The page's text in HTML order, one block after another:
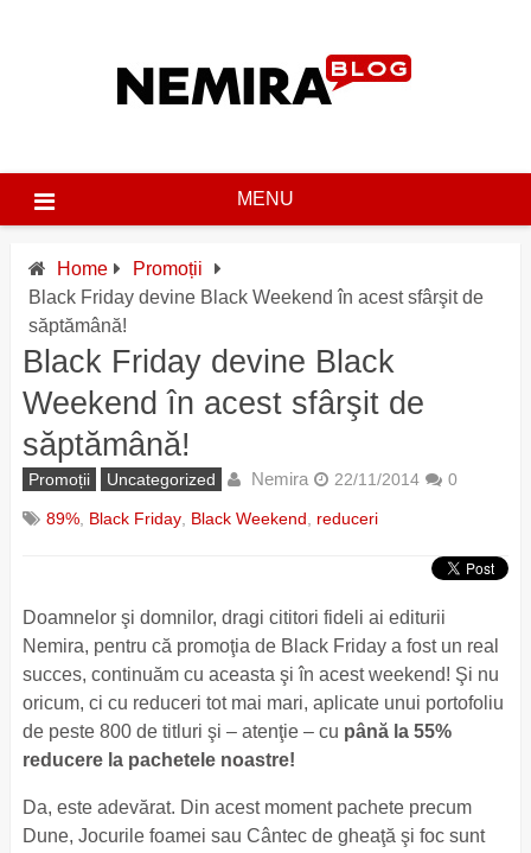
MENU
Home
Promoții
Black Friday devine Black Weekend în acest sfârşit de
săptămână!
Black Friday devine Black
Weekend în acest sfârşit de
săptămână!
Promoții Uncategorized Nemira 22/11/2014 0
89%, Black Friday, Black Weekend reduceri
Doamnelor şi domnilor, dragi cititori fideli ai editurii
Nemira, pentru că promoţia de Black Friday a fost un real
succes, continuăm cu aceasta şi în acest weekend! Şi nu
oricum, ci cu reduceri tot mai mari, aplicate unui portofoliu
de peste 800 de titluri şi – atenţie – cu până la 55%
reducere la pachetele noastre!
Da, este adevărat. Din acest moment pachete precum
Dune, Jocurile foamei sau Cântec de gheaţă şi foc sunt